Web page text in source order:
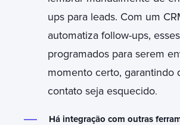
ups para leads. Com um
automatiza follow-ups,
programados para serem
momento certo, garantindo
contato seja esquecido.
Há integração com outras